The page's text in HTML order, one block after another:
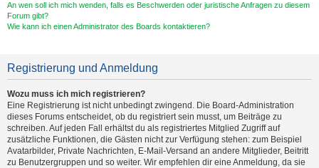
An wen soll ich mich wenden, falls es Beschwerden oder juristische Anfragen zu diesem
Forum gibt?
Wie kann ich einen Administrator des Boards kontaktieren?
Registrierung und Anmeldung
Wozu muss ich mich registrieren?
Eine Registrierung ist nicht unbedingt zwingend. Die Board-Administration
dieses Forums entscheidet, ob du registriert sein musst, um Beiträge zu
schreiben. Auf jeden Fall erhältst du als registriertes Mitglied Zugriff auf
zusätzliche Funktionen, die Gästen nicht zur Verfügung stehen: zum Beispiel
Avatarbilder, Private Nachrichten, E-Mail-Versand an andere Mitglieder, Beitritt
zu Benutzergruppen und so weiter. Wir empfehlen dir eine Anmeldung, da sie